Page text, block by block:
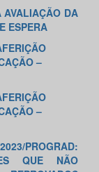
AVALIAÇÃO DA
ESPERA
–
–
PROGRAD:
QUE NÃO